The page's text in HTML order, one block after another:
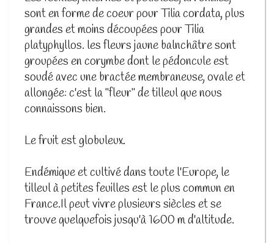
sont en forme de coeur pour Tilia cordata, plus
grandes et moins découpées pour Tilia
platyphyllos. les fleurs jaune balnchâtre sont
groupées en corymbe dont le pédoncule est
soudé avec une bractée membraneuse, ovale et
allongée: c'est la "fleur" de tilleul que nous
connaissons bien.
Le fruit est globuleux.
Endémique et cultivé dans toute l'Europe, le
tilleul à petites feuilles est le plus commun en
France.Il peut vivre plusieurs siècles et se
trouve quelquefois jusqu'à 1600 m d'altitude.